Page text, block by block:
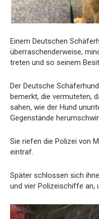
Einem Deutschen
überraschenderweise,
treten und so seinem
Der Deutsche
bemerkt, die vermuteten,
sahen, wie der Hund
Gegenstände
Sie riefen die Polizei von
eintraf.
Später schlossen sich
und vier Polizeischiffe an,